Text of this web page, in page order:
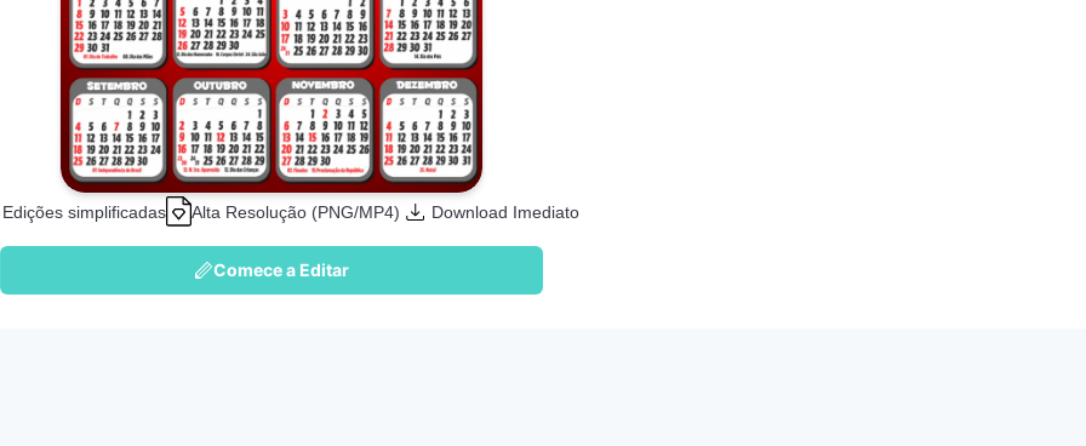
Edições simplificadas Alta Resolução (PNG/MP4) Download Imediato
Comece a Editar